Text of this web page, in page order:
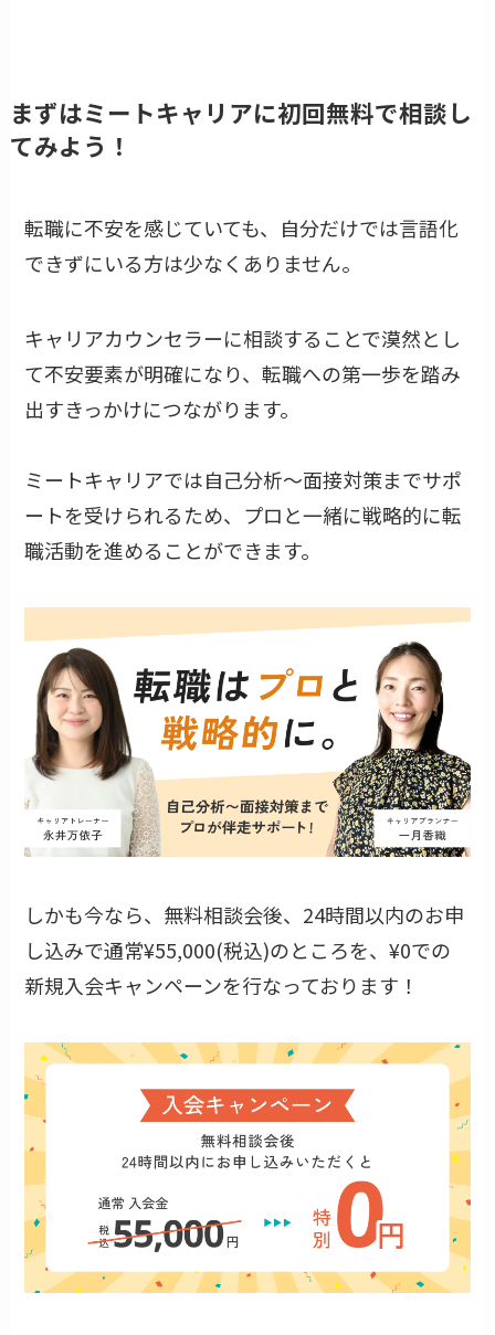
まずはミートキャリアに初回無料で相談し
てみよう！
転職に不安を感じていても、自分だけでは言語化
できずにいる方は少なくありません。
キャリアカウンセラーに相談することで漠然とし
て不安要素が明確になり、転職への第一歩を踏み
出すきっかけにつながります。
ミートキャリアでは自己分析〜面接対策までサポ
ートを受けられるため、プロと一緒に戦略的に転
職活動を進めることができます。
しかも今なら、無料相談会後、24時間以内のお申
し込みで通常¥55,000(税込)のところを、¥0での
新規入会キャンペーンを行なっております！